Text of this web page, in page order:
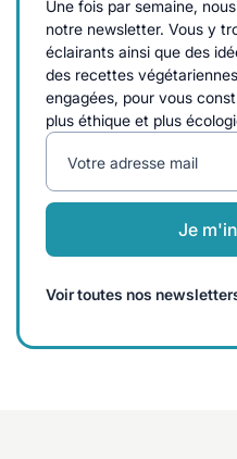
Une fois par semaine,
notre newsletter. Vous y
éclairants ainsi que des
des recettes
engagées, pour vous
plus éthique et plus
Votre adresse mail
Je
Voir toutes nos